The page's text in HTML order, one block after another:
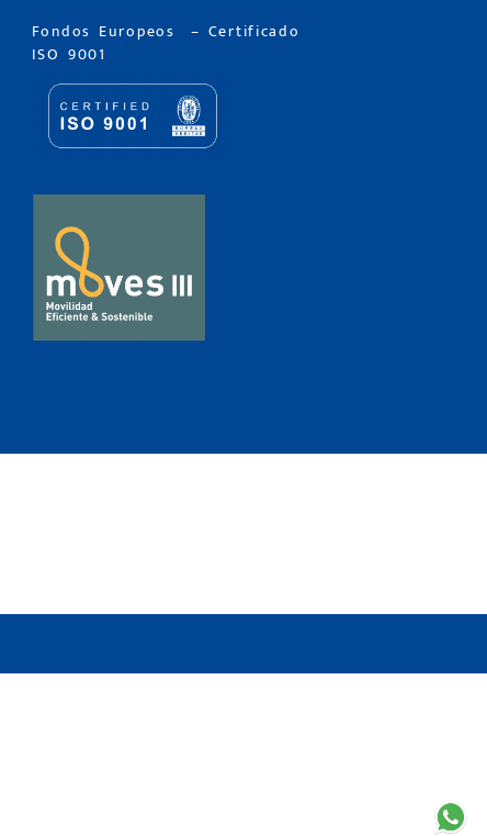
Fondos Europeos – Certificado
ISO 9001